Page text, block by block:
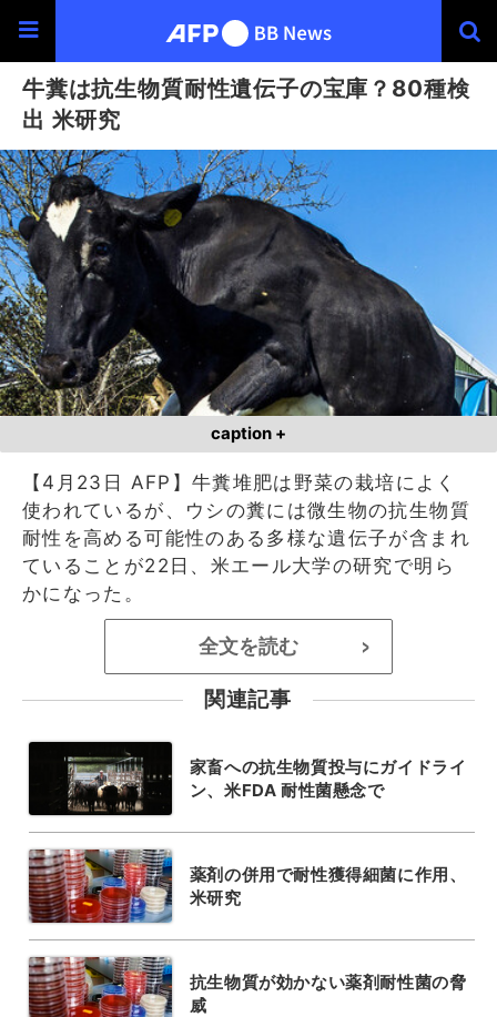
牛糞は抗生物質耐性遺伝子の宝庫？80種検
出 米研究
caption +
【4月23日 AFP】牛糞堆肥は野菜の栽培によく
使われているが、ウシの糞には微生物の抗生物質
耐性を高める可能性のある多様な遺伝子が含まれ
ていることが22日、米エール大学の研究で明ら
かになった。
全文を読む >
関連記事
家畜への抗生物質投与にガイドライ
ン、米FDA 耐性菌懸念で
薬剤の併用で耐性獲得細菌に作用、
米研究
抗生物質が効かない薬剤耐性菌の脅
威